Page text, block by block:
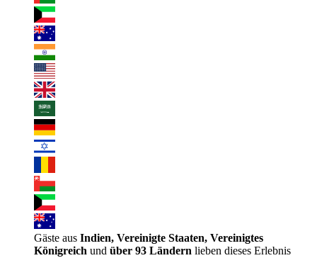
Gäste aus Indien, Vereinigte Staaten, Vereinigtes
Königreich und über 93 Ländern lieben dieses Erlebnis